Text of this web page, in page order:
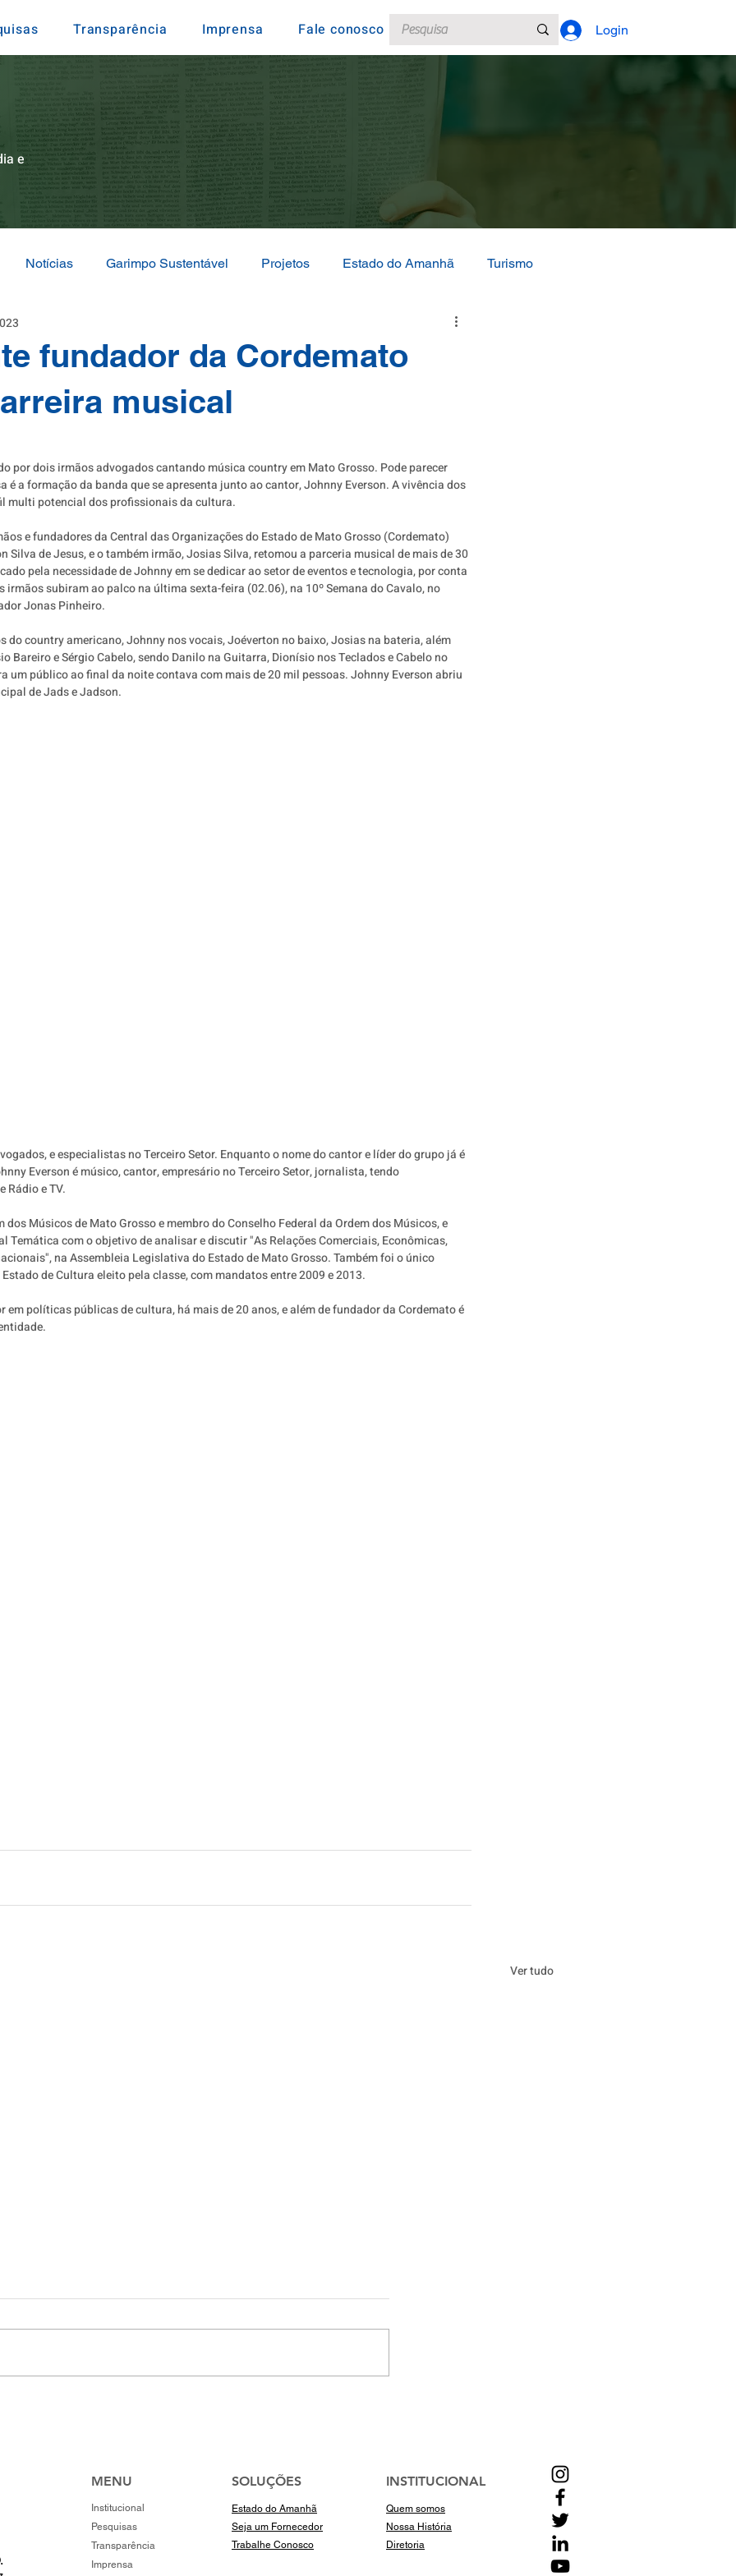
Transparência Imprensa Fale conosco Login
e
Notícias Garimpo Sustentável Projetos Estado do Amanhã Turismo
Internacional
fundador da Cordemato
musical
por dois irmãos advogados cantando música country em Mato Grosso. Pode parecer
é a formação da banda que se apresenta junto ao cantor, Johnny Everson. A vivência dos
multi potencial dos profissionais da cultura.
e fundadores da Central das Organizações do Estado de Mato Grosso (Cordemato)
Silva de Jesus, e o também irmão, Josias Silva, retomou a parceria musical de mais de 30
pela necessidade de Johnny em se dedicar ao setor de eventos e tecnologia, por conta
irmãos subiram ao palco na última sexta-feira (02.06), na 10º Semana do Cavalo, no
Jonas Pinheiro.
do country americano, Johnny nos vocais, Joéverton no baixo, Josias na bateria, além
Bareiro e Sérgio Cabelo, sendo Danilo na Guitarra, Dionísio nos Teclados e Cabelo no
um público ao final da noite contava com mais de 20 mil pessoas. Johnny Everson abriu
de Jads e Jadson.
e especialistas no Terceiro Setor. Enquanto o nome do cantor e líder do grupo já é
Everson é músico, cantor, empresário no Terceiro Setor, jornalista, tendo
Rádio e TV.
dos Músicos de Mato Grosso e membro do Conselho Federal da Ordem dos Músicos, e
Temática com o objetivo de analisar e discutir "As Relações Comerciais, Econômicas,
na Assembleia Legislativa do Estado de Mato Grosso. Também foi o único
de Cultura eleito pela classe, com mandatos entre 2009 e 2013.
em políticas públicas de cultura, há mais de 20 anos, e além de fundador da Cordemato é
Ver tudo
mineração 🇨🇦
MENU
Institucional
Pesquisas
Transparência
Imprensa
SOLUÇÕES
Estado do Amanhã
Seja um Fornecedor
Trabalhe Conosco
INSTITUCIONAL
Quem somos
Nossa História
Diretoria